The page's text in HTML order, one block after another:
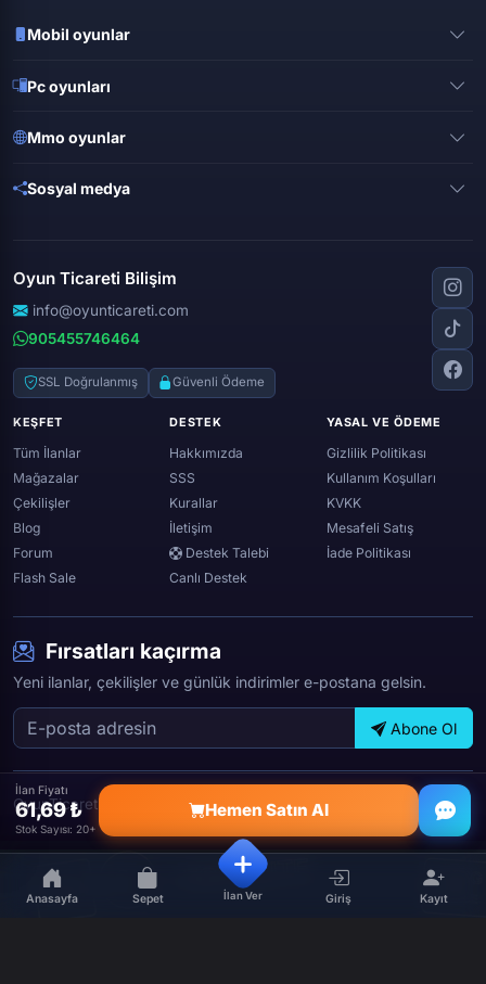
Mobil oyunlar
Mobile legends
Free fire
Minecraft
Pc oyunları
Gta online
Lost ark
World of warcraft
Zula
Mmo oyunlar
Wolfteam
Black desert online
Genshin ımpact
Sosyal medya
Discord
Youtube
Twitter (x)
Spotify
Oyun Ticareti Bilişim
info@oyunticareti.com
905455746464
SSL Doğrulanmış Güvenli Ödeme
KEŞFET
Tüm İlanlar
Mağazalar
Çekilişler
Blog
Forum
Flash Sale
DESTEK
Hakkımızda
SSS
Kurallar
İletişim
Destek Talebi
Canlı Destek
YASAL VE ÖDEME
Gizlilik Politikası
Kullanım Koşulları
KVKK
Mesafeli Satış
İade Politikası
Fırsatları kaçırma
Yeni ilanlar, çekilişler ve günlük indirimler e-postana gelsin.
Abone Ol
OyunTicareti © 2026 — Tüm hakları saklıdır.
İlan Fiyatı
61,69 ₺
Stok Sayısı: 20+
Hemen Satın Al
Anasayfa Sepet İlan Ver Giriş Kayıt